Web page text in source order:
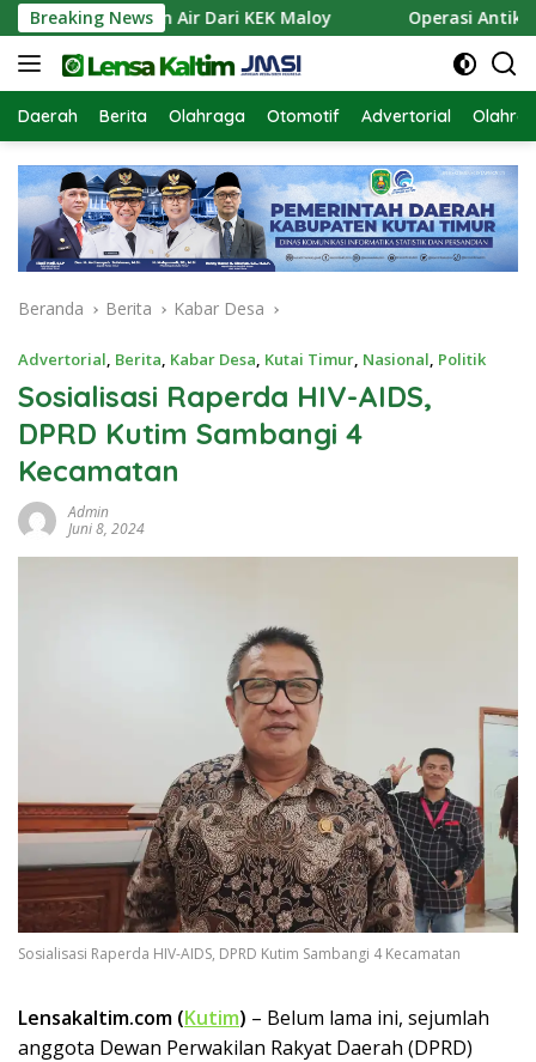
Langsung
ke
konten
Breaking News
Pasokan Air Dari KEK Maloy Operasi Antik
Daerah Berita Olahraga Otomotif Advertorial
Beranda Berita Kabar Desa
Advertorial, Berita, Kabar Desa, Kutai Timur, Nasional, Politik
Sosialisasi Raperda HIV-AIDS,
DPRD Kutim Sambangi 4
Kecamatan
Admin
Juni 8, 2024
Sosialisasi Raperda HIV-AIDS, DPRD Kutim Sambangi 4 Kecamatan
Lensakaltim.com (Kutim) – Belum lama ini, sejumlah
anggota Dewan Perwakilan Rakyat Daerah (DPRD)